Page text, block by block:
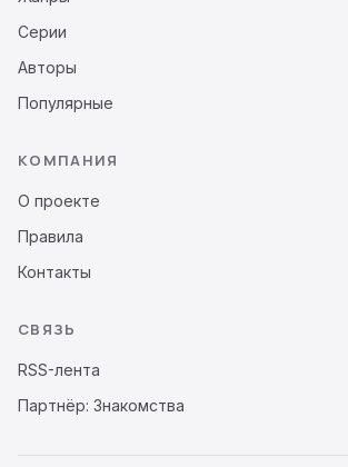
Серии
Авторы
Популярные
КОМПАНИЯ
О проекте
Правила
Контакты
СВЯЗЬ
RSS-лента
Партнёр: Знакомства